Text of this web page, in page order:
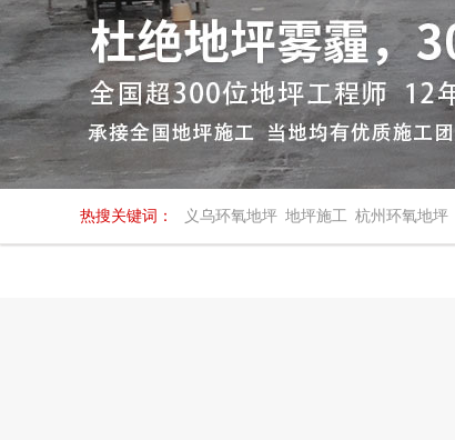
热搜关键词： 义乌环氧地坪 地坪施工 杭州环氧地坪